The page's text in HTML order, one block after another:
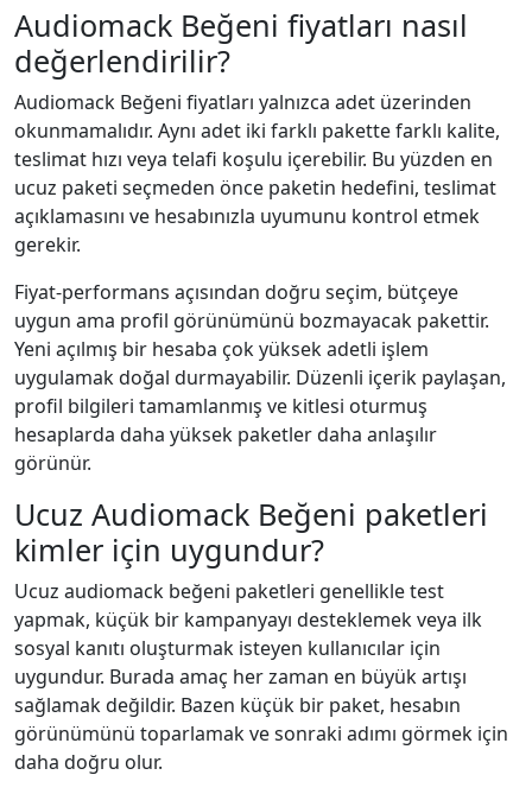
Audiomack Beğeni fiyatları nasıl
değerlendirilir?
Audiomack Beğeni fiyatları yalnızca adet üzerinden
okunmamalıdır. Aynı adet iki farklı pakette farklı kalite,
teslimat hızı veya telafi koşulu içerebilir. Bu yüzden en
ucuz paketi seçmeden önce paketin hedefini, teslimat
açıklamasını ve hesabınızla uyumunu kontrol etmek
gerekir.
Fiyat-performans açısından doğru seçim, bütçeye
uygun ama profil görünümünü bozmayacak pakettir.
Yeni açılmış bir hesaba çok yüksek adetli işlem
uygulamak doğal durmayabilir. Düzenli içerik paylaşan,
profil bilgileri tamamlanmış ve kitlesi oturmuş
hesaplarda daha yüksek paketler daha anlaşılır
görünür.
Ucuz Audiomack Beğeni paketleri
kimler için uygundur?
Ucuz audiomack beğeni paketleri genellikle test
yapmak, küçük bir kampanyayı desteklemek veya ilk
sosyal kanıtı oluşturmak isteyen kullanıcılar için
uygundur. Burada amaç her zaman en büyük artışı
sağlamak değildir. Bazen küçük bir paket, hesabın
görünümünü toparlamak ve sonraki adımı görmek için
daha doğru olur.